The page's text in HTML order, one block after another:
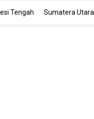
Tengah Sumatera Utara